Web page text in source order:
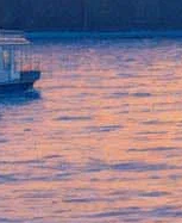
54-летний
ролями в фильме
престолов", был
Лондона за
выпить артиста это
баре его давно
"Он приходит сюда
окружают его и
а потом ссорится с